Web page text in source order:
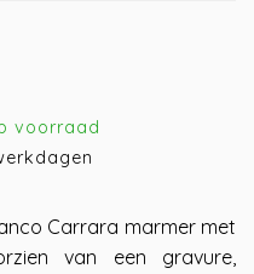
voorraad
Carrara marmer met
van een gravure,